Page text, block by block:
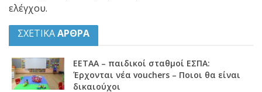
ελέγχου.
ΣΧΕΤΙΚΑΑΡΘΡΑ
ΕΕΤΑΑ – παιδικοί σταθμοί ΕΣΠΑ:
Έρχονται νέα vouchers – Ποιοι θα είναι
δικαιούχοι